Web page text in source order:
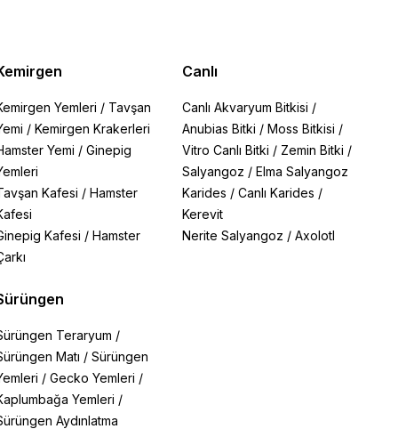
Yemleri / Tavşan
/ Kemirgen Krakerleri
Yemi / Ginepig
Kafesi / Hamster
Kafesi / Hamster
Teraryum /
Matı / Sürüngen
/ Gecko Yemleri /
Yemleri /
Aydınlatma
Canlı
Canlı Akvaryum Bitkisi /
Anubias Bitki /Moss Bitkisi /
Vitro Canlı Bitki / Zemin Bitki /
Salyangoz /Elma Salyangoz
Karides /Canlı Karides /
Kerevit
Nerite Salyangoz /Axolotl